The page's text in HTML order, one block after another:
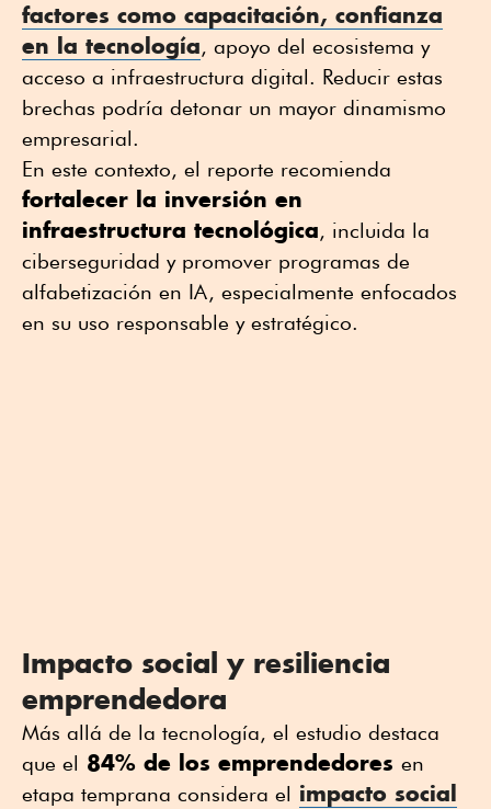
factores como capacitación, confianza
en la tecnología, apoyo del ecosistema y
acceso a infraestructura digital. Reducir estas
brechas podría detonar un mayor dinamismo
empresarial.
En este contexto, el reporte recomienda
fortalecer la inversión en
infraestructura tecnológica, incluida la
ciberseguridad y promover programas de
alfabetización en IA, especialmente enfocados
en su uso responsable y estratégico.
Impacto social y resiliencia
emprendedora
Más allá de la tecnología, el estudio destaca
que el 84% de los emprendedores en
etapa temprana considera el impacto social